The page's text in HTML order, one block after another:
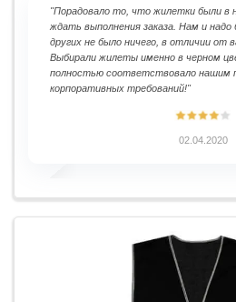
"Порадовало то, что жилетки были в
ждать выполнения заказа. Нам и надо
других не было ничего, в отличии от
Выбирали жилеты именно в черном
полностью соответствовало нашим
корпоративных требований!"
02.04.2020